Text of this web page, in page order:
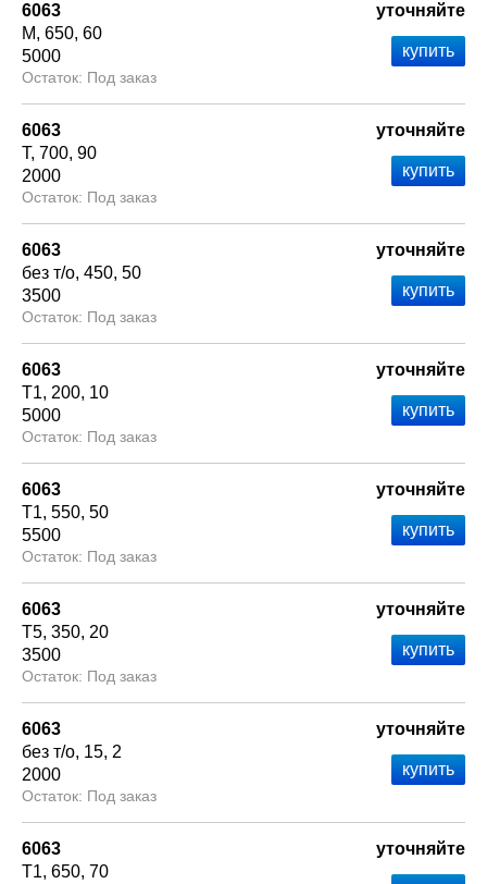
6063
М 650 60
5000
Под заказ
уточняйте
6063
Т 700 90
2000
Под заказ
уточняйте
6063
без т/о 450 50
3500
Под заказ
уточняйте
6063
Т1 200 10
5000
Под заказ
уточняйте
6063
Т1 550 50
5500
Под заказ
уточняйте
6063
Т5 350 20
3500
Под заказ
уточняйте
6063
без т/о 15 2
2000
Под заказ
уточняйте
6063
Т1 650 70
уточняйте